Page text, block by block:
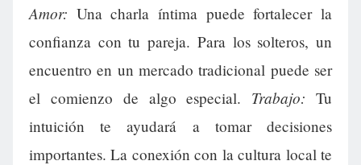
Amor: Una charla íntima puede fortalecer la
confianza con tu pareja. Para los solteros, un
encuentro en un mercado tradicional puede ser
el comienzo de algo especial. Trabajo: Tu
intuición te ayudará a tomar decisiones
importantes. La conexión con la cultura local te